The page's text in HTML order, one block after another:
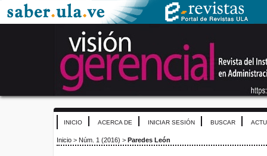
INICIO ACERCA DE INICIAR SESIÓN BUSCAR
Inicio > Núm. 1 (2016) > Paredes León